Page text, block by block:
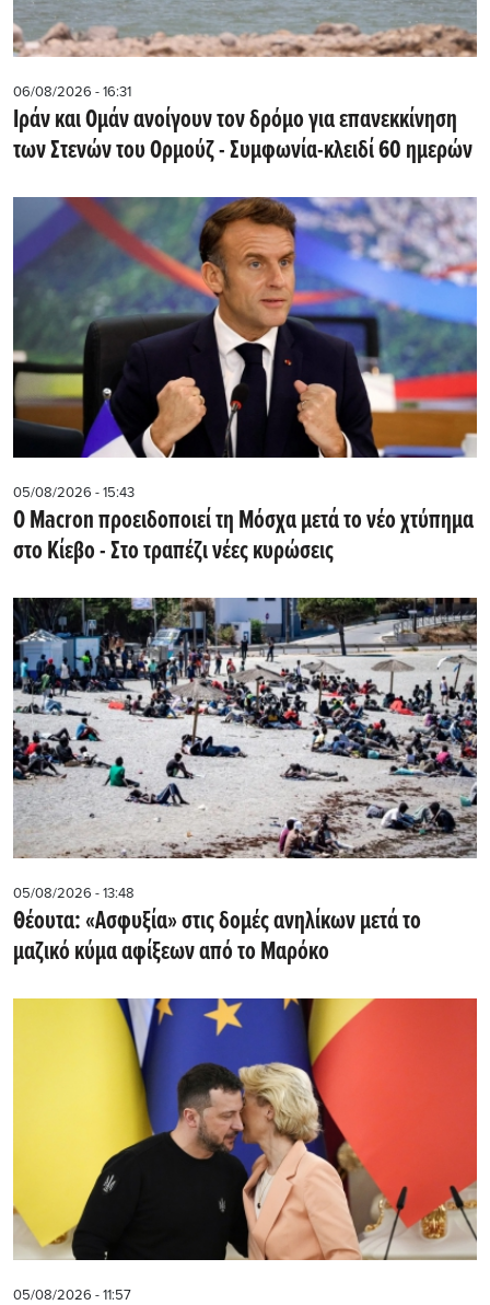
06/08/2026 - 16:31
Ιράν και Ομάν ανοίγουν τον δρόμο για επανεκκίνηση
των Στενών του Ορμούζ - Συμφωνία-κλειδί 60 ημερών
05/08/2026 - 15:43
Ο Macron προειδοποιεί τη Μόσχα μετά το νέο χτύπημα
στο Κίεβο - Στο τραπέζι νέες κυρώσεις
05/08/2026 - 13:48
Θέουτα: «Ασφυξία» στις δομές ανηλίκων μετά το
μαζικό κύμα αφίξεων από το Μαρόκο
05/08/2026 - 11:57